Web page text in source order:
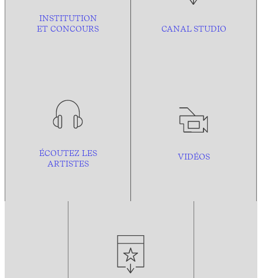
INSTITUTION
ET CONCOURS
CANAL STUDIO
ÉCOUTEZ LES
ARTISTES
VIDÉOS